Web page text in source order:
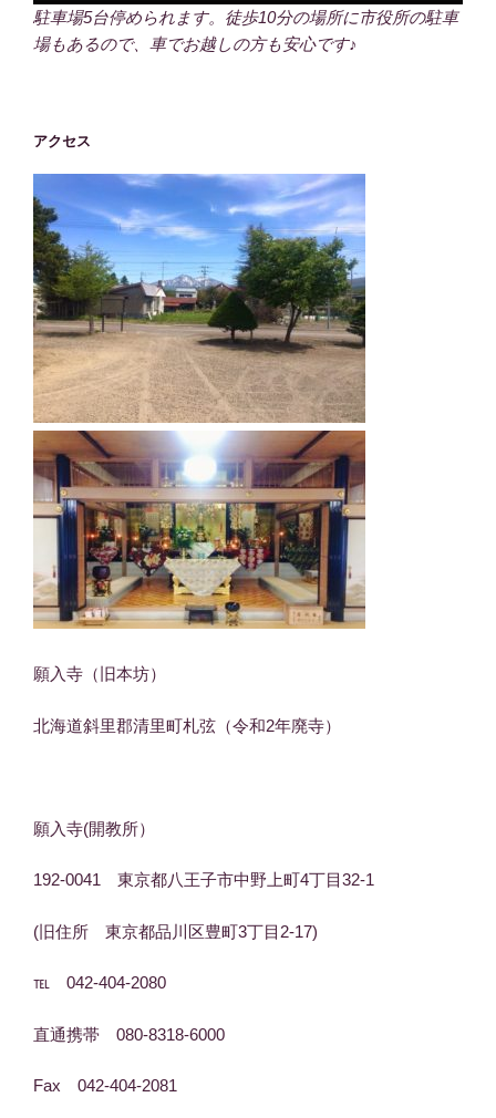
駐車場5台停められます。徒歩10分の場所に市役所の駐車
場もあるので、車でお越しの方も安心です♪
アクセス
願入寺（旧本坊）
北海道斜里郡清里町札弦（令和2年廃寺）
願入寺(開教所）
192-0041 東京都八王子市中野上町4丁目32-1
(旧住所 東京都品川区豊町3丁目2-17)
℡ 042-404-2080
直通携帯 080-8318-6000
Fax 042-404-2081